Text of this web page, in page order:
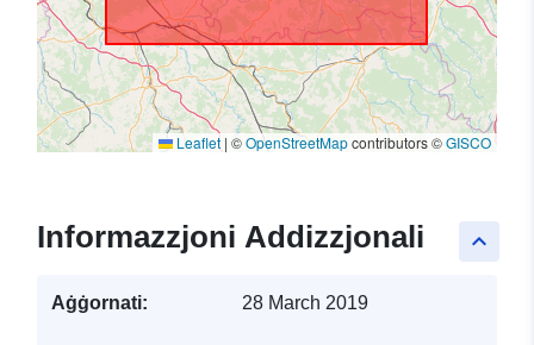
Leaflet | ©OpenStreetMapcontributors ©GISCO
keyboard_arrow_up
Informazzjoni Addizzjonali
Aġġornati: 28 March 2019